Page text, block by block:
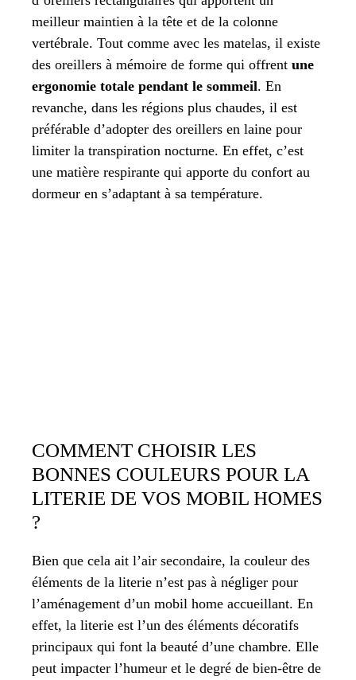
meilleur maintien à la tête et de la colonne
vertébrale. Tout comme avec les matelas, il existe
des oreillers à mémoire de forme qui offrent une
ergonomie totale pendant le sommeil. En
revanche, dans les régions plus chaudes, il est
préférable d’adopter des oreillers en laine pour
limiter la transpiration nocturne. En effet, c’est
une matière respirante qui apporte du confort au
dormeur en s’adaptant à sa température.
COMMENT CHOISIR LES
BONNES COULEURS POUR LA
LITERIE DE VOS MOBIL HOMES
?
Bien que cela ait l’air secondaire, la couleur des
éléments de la literie n’est pas à négliger pour
l’aménagement d’un mobil home accueillant. En
effet, la literie est l’un des éléments décoratifs
principaux qui font la beauté d’une chambre. Elle
peut impacter l’humeur et le degré de bien-être de